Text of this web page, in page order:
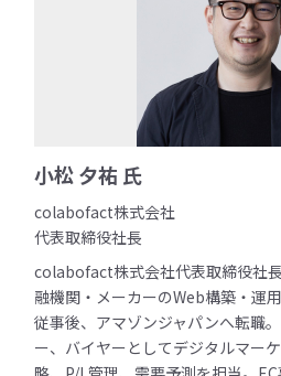
小松 夕祐 氏
colabofact株式会社
代表取締役社長
colabofact株式会社代表取締役社
融機関・メーカーのWeb構築・運
従事後、アマゾンジャパンへ転職
ー、バイヤーとしてデジタルマー